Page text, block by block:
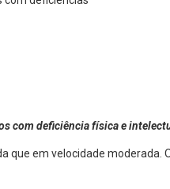
com deficiência física e
que em velocidade